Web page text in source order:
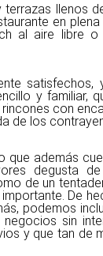
terrazas llenos
en plena
al aire libre
satisfechos,
y familiar,
con
de los
que además
degusta
de un
De
podemos
sin
y que tan de